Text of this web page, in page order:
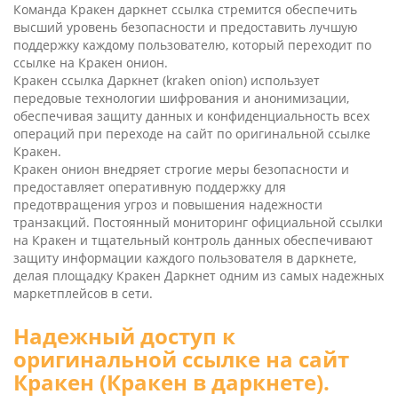
Команда Кракен даркнет ссылка стремится обеспечить
высший уровень безопасности и предоставить лучшую
поддержку каждому пользователю, который переходит по
ссылке на Кракен онион.
Кракен ссылка Даркнет (kra­ken oni­on) использует
передовые технологии шифрования и анонимизации,
обеспечивая защиту данных и конфиденциальность всех
операций при переходе на сайт по оригинальной ссылке
Кракен.
Кракен онион внедряет строгие меры безопасности и
предоставляет оперативную поддержку для
предотвращения угроз и повышения надежности
транзакций. Постоянный мониторинг официальной ссылки
на Кракен и тщательный контроль данных обеспечивают
защиту информации каждого пользователя в даркнете,
делая площадку Кракен Даркнет одним из самых надежных
маркетплейсов в сети.
Надежный доступ к
оригинальной ссылке на сайт
Кракен (Кракен в даркнете).